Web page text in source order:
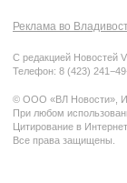
Реклама во
С редакцией Новостей
Телефон: 8 (423)
© ООО «ВЛ Новости»,
При любом
Цитирование в
Все права защищены.